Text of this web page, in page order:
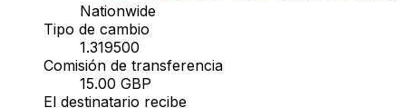
Nationwide
Tipo de cambio
1.319500
Comisión de transferencia
15.00 GBP
El destinatario recibe